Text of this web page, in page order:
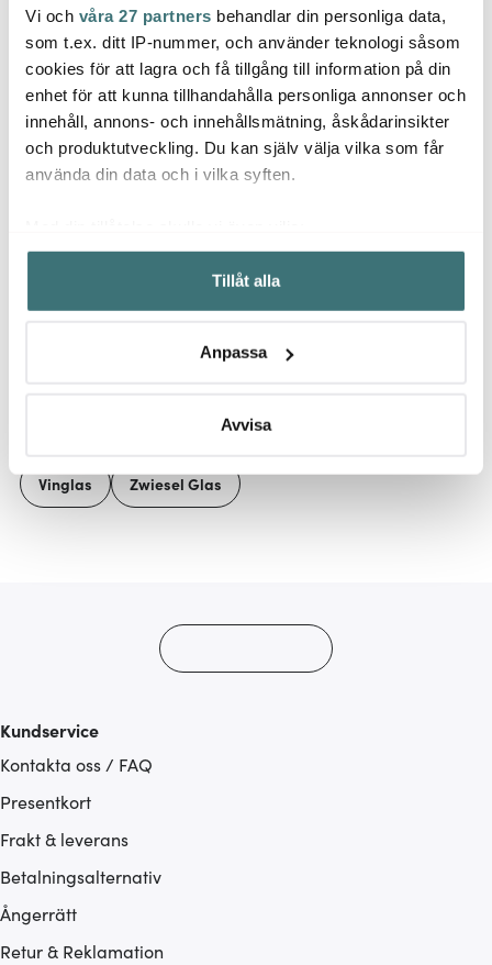
Vi och våra 27 partners behandlar din personliga data,
som t.ex. ditt IP-nummer, och använder teknologi såsom
cookies för att lagra och få tillgång till information på din
enhet för att kunna tillhandahålla personliga annonser och
innehåll, annons- och innehållsmätning, åskådarinsikter
och produktutveckling. Du kan själv välja vilka som får
använda din data och i vilka syften.
Samla in information om din geografiska plats som
kan ha en noggrannhet på upp till flera meter
Identifiera din enhet genom att aktivt skanna den för
Ta reda på mer om hur dina personliga uppgifter
Du kan ändra eller dra tillbaka ditt samtycke när som
Vi använder cookies för att innehållet och annonserna
Tillåt alla
Anpassa
Avvisa
Zwiesel Glas
Vivid Senses Vattenglas
50 cl 4-pack
383 kr 639 kr
I lager
Zwiesel Glas
Pure Riesling Vitvinsglas
30 cl 2-pack Klar
317 kr 529 kr
I lager
Pure
pack
383
Låt dig inspireras av våra kunder
Vinglas Zwiesel Glas
Kundservice
Kontakta oss / FAQ
Presentkort
Frakt & leverans
Betalningsalternativ
Ångerrätt
Retur & Reklamation